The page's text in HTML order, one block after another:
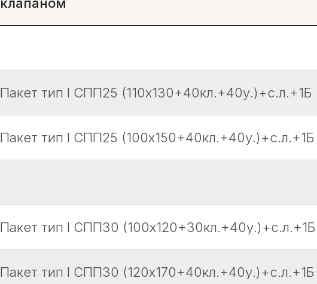
Пакет тип I СПП25 (110х130+40кл.+40у.)+с.л.+1Б
Пакет тип I СПП25 (100х150+40кл.+40у.)+с.л.+1Б
Пакет тип I СПП30 (100х120+30кл.+40у.)+с.л.+1Б
Пакет тип I СПП30 (120х170+40кл.+40у.)+с.л.+1Б